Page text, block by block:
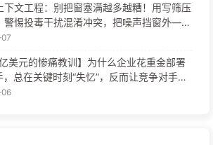
下文工程：别把窗塞满越多越糟！用写筛压
警惕投毒干扰混淆冲突，把噪声挡窗外——
美元的惨痛教训】为什么企业花重金部署
，总在关键时刻“失忆”，反而让竞争对手实
能提升？——慢慢学AI169